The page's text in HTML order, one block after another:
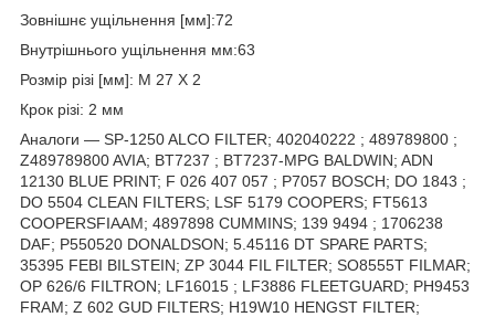
Зовнішнє ущільнення [мм]:72
Внутрішнього ущільнення мм:63
Розмір різі [мм]: M 27 X 2
Крок різі: 2 мм
Аналоги — SP-1250 ALCO FILTER; 402040222 ; 489789800 ;
Z489789800 AVIA; BT7237 ; BT7237-MPG BALDWIN; ADN
12130 BLUE PRINT; F 026 407 057 ; P7057 BOSCH; DO 1843 ;
DO 5504 CLEAN FILTERS; LSF 5179 COOPERS; FT5613
COOPERSFIAAM; 4897898 CUMMINS; 139 9494 ; 1706238
DAF; P550520 DONALDSON; 5.45116 DT SPARE PARTS;
35395 FEBI BILSTEIN; ZP 3044 FIL FILTER; SO8555T FILMAR;
OP 626/6 FILTRON; LF16015 ; LF3886 FLEETGUARD; PH9453
FRAM; Z 602 GUD FILTERS; H19W10 HENGST FILTER;